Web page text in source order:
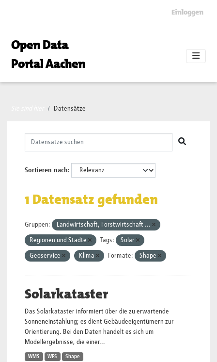
Einloggen
Open Data
Portal Aachen
Datensätze
Sortieren nach
1 Datensatz gefunden
Gruppen: Landwirtschaft, Forstwirtschaft ...
Regionen und Städte Tags: Solar
Geoservice Klima Formate: Shape
Solarkataster
Das Solarkataster informiert über die zu erwartende
Sonneneinstahlung; es dient Gebäudeeigentümern zur
Orientierung. Bei den Daten handelt es sich um
Modellergebnisse, die einer...
WMS WFS Shape